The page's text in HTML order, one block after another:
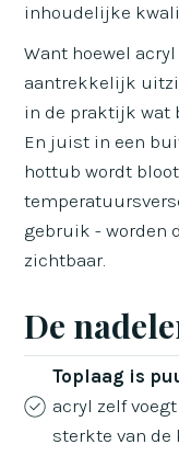
inhoudelijke
Want hoewel
aantrekkelijk
in de praktijk wat
En juist in een
hottub wordt
gebruik - worden
zichtbaar.
De
Toplaag is
acryl zelf
sterkte van de